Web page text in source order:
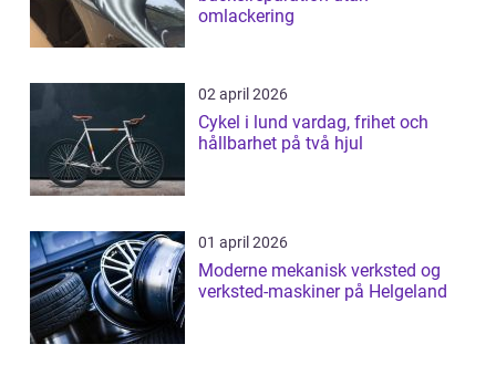
omlackering
02 april 2026
Cykel i lund vardag, frihet och
hållbarhet på två hjul
01 april 2026
Moderne mekanisk verksted og
verksted-maskiner på Helgeland